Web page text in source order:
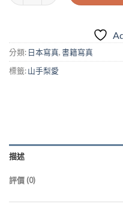
分類: 日本寫真,書籍寫真
標籤:山手梨愛
描述
評價 (0)